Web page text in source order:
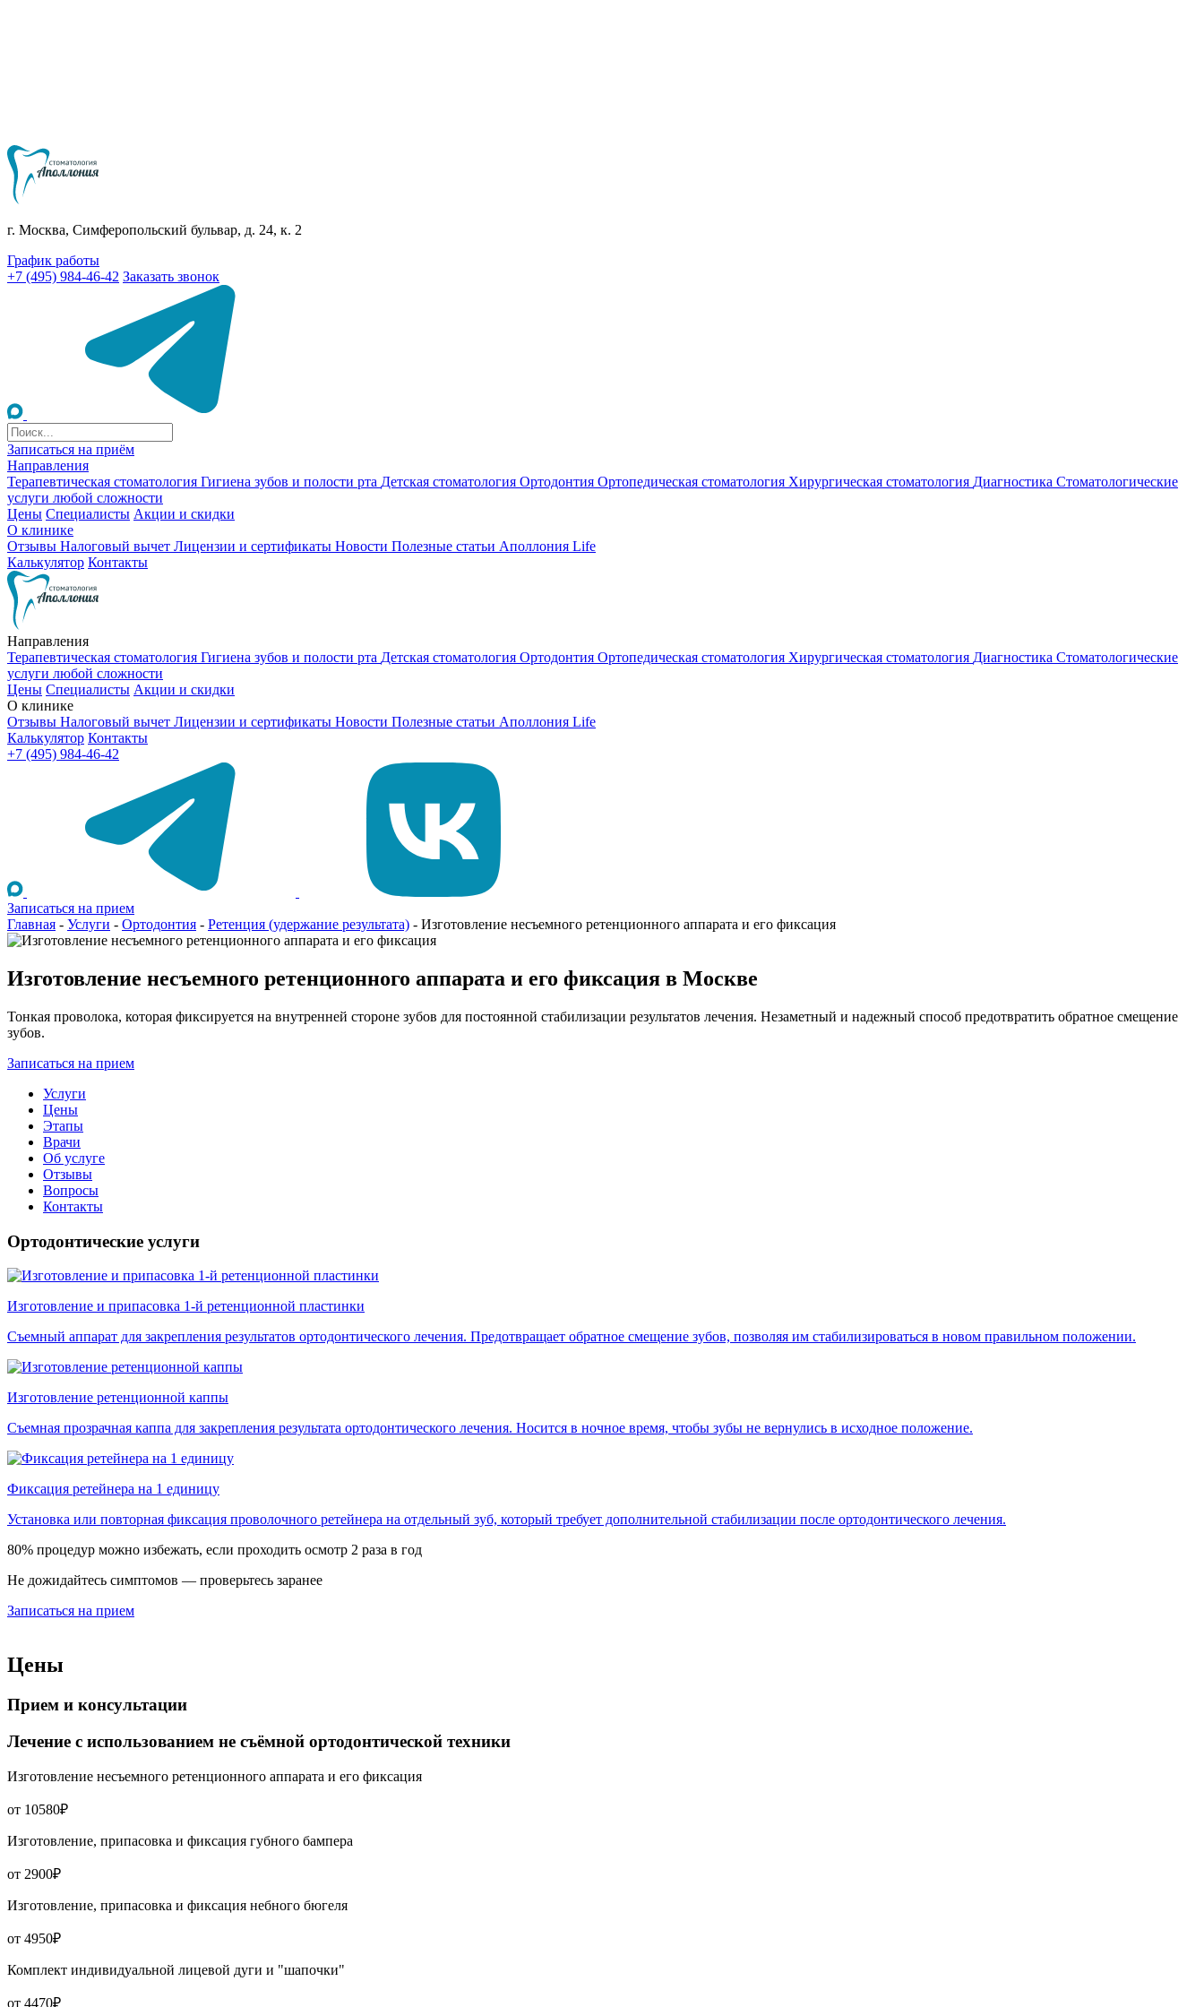
г. Москва, Симферопольский бульвар, д. 24, к. 2
График работы
+7 (495) 984-46-42 Заказать звонок
Записаться на приём
Направления
Терапевтическая стоматология Гигиена зубов и полости рта Детская стоматология Ортодонтия Ортопедическая стоматология Хирургическая стоматология Диагностика Стоматологические
услуги любой сложности
Цены Специалисты Акции и скидки
О клинике
Отзывы Налоговый вычет Лицензии и сертификаты Новости Полезные статьи Аполлония Life
Калькулятор Контакты
Направления
Терапевтическая стоматология Гигиена зубов и полости рта Детская стоматология Ортодонтия Ортопедическая стоматология Хирургическая стоматология Диагностика Стоматологические
услуги любой сложности
Цены Специалисты Акции и скидки
О клинике
Отзывы Налоговый вычет Лицензии и сертификаты Новости Полезные статьи Аполлония Life
Калькулятор Контакты
+7 (495) 984-46-42
Записаться на прием
Главная - Услуги - Ортодонтия - Ретенция (удержание результата) - Изготовление несъемного ретенционного аппарата и его фиксация
Изготовление несъемного ретенционного аппарата и его фиксация в Москве
Тонкая проволока, которая фиксируется на внутренней стороне зубов для постоянной стабилизации результатов лечения. Незаметный и надежный способ предотвратить обратное смещение
зубов.
Записаться на прием
Услуги
Цены
Этапы
Врачи
Об услуге
Отзывы
Вопросы
Контакты
Ортодонтические услуги
Изготовление и припасовка 1-й ретенционной пластинки
Съемный аппарат для закрепления результатов ортодонтического лечения. Предотвращает обратное смещение зубов, позволяя им стабилизироваться в новом правильном положении.
Изготовление ретенционной каппы
Съемная прозрачная каппа для закрепления результата ортодонтического лечения. Носится в ночное время, чтобы зубы не вернулись в исходное положение.
Фиксация ретейнера на 1 единицу
Установка или повторная фиксация проволочного ретейнера на отдельный зуб, который требует дополнительной стабилизации после ортодонтического лечения.
80% процедур можно избежать, если проходить осмотр 2 раза в год
Не дожидайтесь симптомов — проверьтесь заранее
Записаться на прием
Цены
Прием и консультации
Лечение с использованием не съёмной ортодонтической техники
Изготовление несъемного ретенционного аппарата и его фиксация
от 10580₽
Изготовление, припасовка и фиксация губного бампера
от 2900₽
Изготовление, припасовка и фиксация небного бюгеля
от 4950₽
Комплект индивидуальной лицевой дуги и "шапочки"
от 4470₽